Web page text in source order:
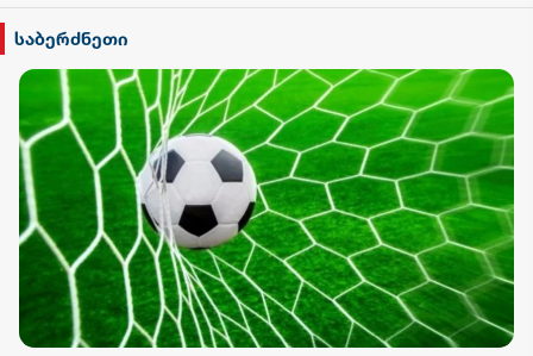
სილქ უნივერსალი
TV პირველი
ფორმულა
რიონი
საბერძნეთი